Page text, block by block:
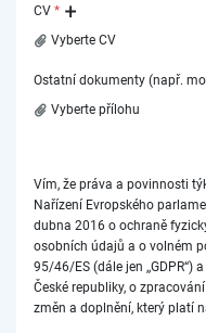
CV *
Vyberte CV
Ostatní dokumenty (např.
Vyberte přílohu
Vím, že práva a povinnosti
Nařízení Evropského
dubna 2016 o ochraně
osobních údajů a o volném
95/46/ES (dále jen ,,GDPR“)
České republiky, o
změn a doplnění, který platí